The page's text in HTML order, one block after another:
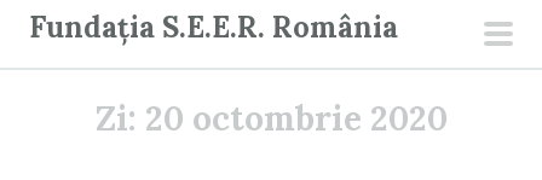
Fundația S.E.E.R. România
Zi: 20 octombrie 2020